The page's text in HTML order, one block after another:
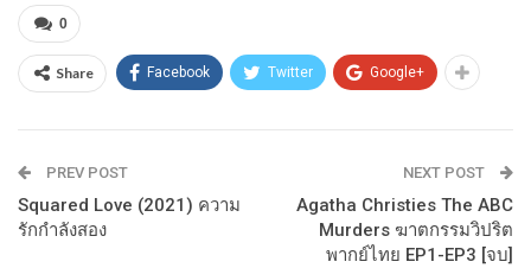
0
Share Facebook Twitter Google+
PREV POST
Squared Love (2021) ความ
รักกำลังสอง
NEXT POST
Agatha Christies The ABC
Murders ฆาตกรรมวิปริต
พากย์ไทย EP1-EP3 [จบ]